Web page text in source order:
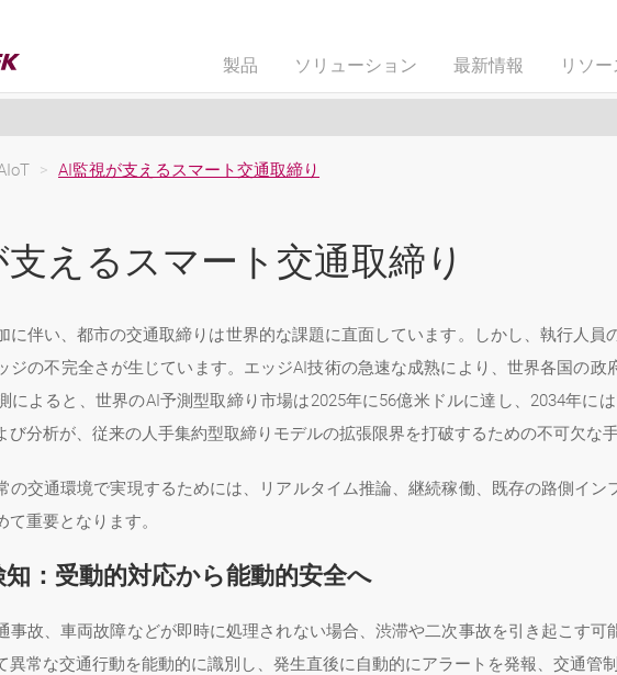
製品 ソリューション 最新情報 リソー
> AI監視が支えるスマート交通取締り
えるスマート交通取締り
に伴い、都市の交通取締りは世界的な課題に直面しています。しかし、執行人
ジの不完全さが生じています。エッジAI技術の急速な成熟により、世界各国の
によると、世界のAI予測型取締り市場は2025年に56億米ドルに達し、2034年に
び分析が、従来の人手集約型取締りモデルの拡張限界を打破するための不可欠な
の交通環境で実現するためには、リアルタイム推論、継続稼働、既存の路側イ
重要となります。
：受動的対応から能動的安全へ
事故、車両故障などが即時に処理されない場合、渋滞や二次事故を引き起こす
異常な交通行動を能動的に識別し、発生直後に自動的にアラートを発報、交通管